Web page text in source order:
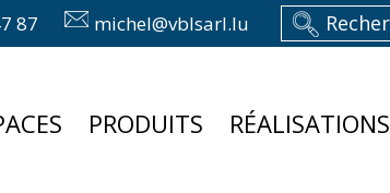
87 michel@vblsarl.lu
PRODUITS RÉALISATIONS